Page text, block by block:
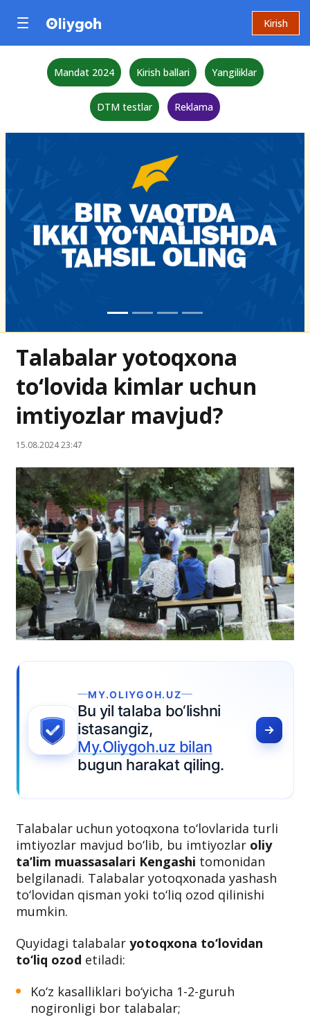
Kirish
Mandat 2024 Kirish ballari Yangiliklar
DTM testlar Reklama
Talabalar yotoqxona
to‘lovida kimlar uchun
imtiyozlar mavjud?
15.08.2024 23:47
bo‘lishni
bilan
qiling.
Talabalar uchun yotoqxona to‘lovlarida turli
imtiyozlar mavjud bo‘lib, bu imtiyozlaroliy
ta’lim muassasalari Kengashi
to‘lovidan qisman yoki to‘liq ozod qilinishi
mumkin.
Quyidagi talabalaryotoqxona to‘lovidan
to‘liq ozodetiladi: